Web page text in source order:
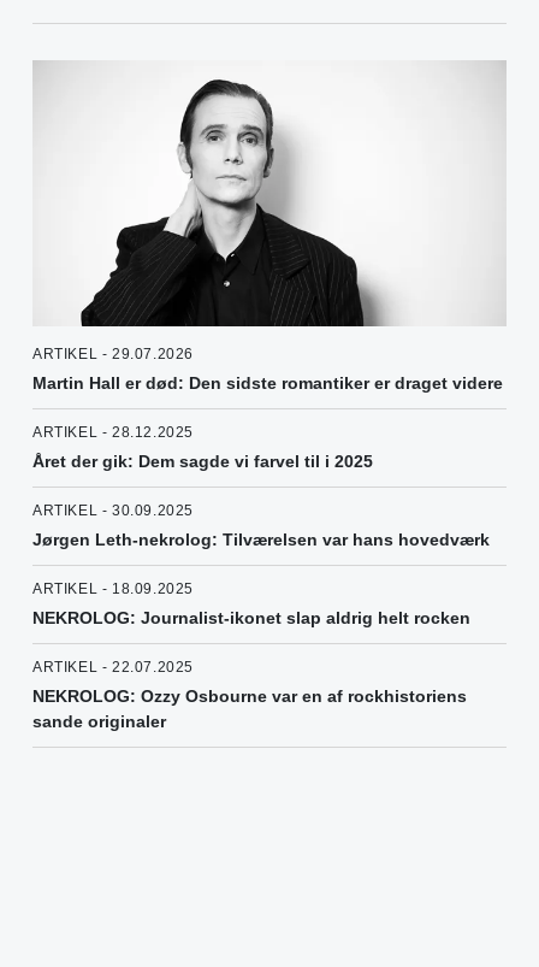
ARTIKEL - 29.07.2026
Martin Hall er død: Den sidste romantiker er draget videre
ARTIKEL - 28.12.2025
Året der gik: Dem sagde vi farvel til i 2025
ARTIKEL - 30.09.2025
Jørgen Leth-nekrolog: Tilværelsen var hans hovedværk
ARTIKEL - 18.09.2025
NEKROLOG: Journalist-ikonet slap aldrig helt rocken
ARTIKEL - 22.07.2025
NEKROLOG: Ozzy Osbourne var en af rockhistoriens
sande originaler